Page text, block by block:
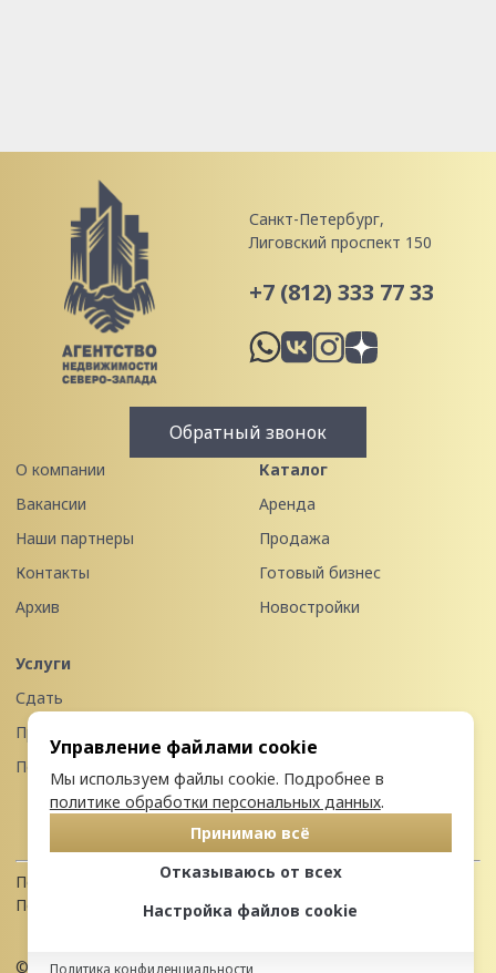
Санкт-Петербург,
Лиговский проспект 150
+7 (812) 333 77 33
Обратный звонок
О компании
Вакансии
Наши партнеры
Контакты
Архив
Каталог
Аренда
Продажа
Готовый бизнес
Новостройки
Услуги
Сдать
Продать
Передать в управление
Политика конфиденциальности
Пользовательское соглашение
© 2026 Недвижимость Северо-запада
Управление файлами cookie
Мы используем файлы cookie. Подробнее в
политике обработки персональных данных.
Принимаю всё
Отказываюсь от всех
Настройка файлов cookie
Политика конфиденциальности